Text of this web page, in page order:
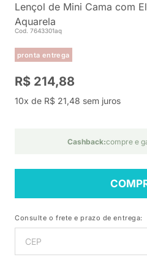
Lençol de Mini Cama com
Aquarela
Cod. 7643301aq
pronta entrega
R$ 214,88
10x de R$ 21,48 sem juros
Cashback:compre e
Consulte o frete e prazo de entrega: